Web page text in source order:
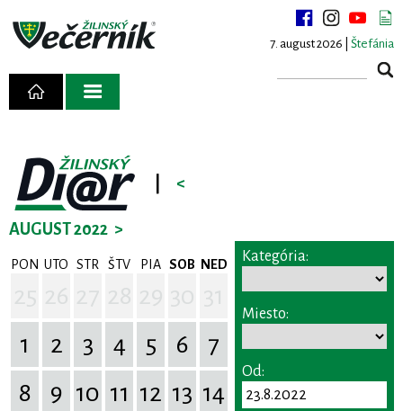
7. august 2026 | Štefánia
<
AUGUST 2022 >
PON UTO STR ŠTV PIA SOB NED
1
2 3 4 5 6
7
8
9 10 11 12 13 14
Kategória:
Miesto:
Od: